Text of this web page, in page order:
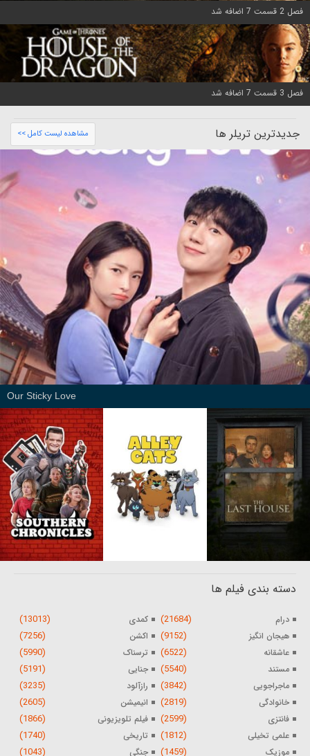
فصل 2 قسمت 7 اضافه شد
فصل 3 قسمت 7 اضافه شد
جدیدترین تریلر ها مشاهده لیست کامل >>
Our Sticky Love
دسته بندی فیلم ها
درام (21684) کمدی (13013)
هیجان انگیز (9152) اکشن (7256)
عاشقانه (6522) ترسناک (5990)
مستند (5540) جنایی (5191)
ماجراجویی (3842) رازآلود (3235)
خانوادگی (2819) انیمیشن (2605)
فانتزی (2599) فیلم تلویزیونی (1866)
علمی تخیلی (1812) تاریخی (1740)
موزیک (1459) جنگی (1043)